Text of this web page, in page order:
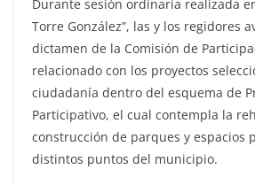
Durante sesión ordinaria realizada
Torre González”, las y los regidores
dictamen de la Comisión de
relacionado con los proyectos
ciudadanía dentro del esquema de
Participativo, el cual contempla la
construcción de parques y espacios
distintos puntos del municipio.